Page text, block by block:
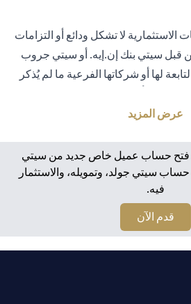
لا تشكل ودائع أو التزامات
قبل سيتي بنك إن.إيه. أو سيتي جروب
لها أو شركاتها الفرعية ما لم يُذكر
الحكومية. تخضع منتجات الاستثمار
السابق لمنتجات الاستثمار ليس مؤشرًا
بمعنى أن الأسعار قد ترتفع أو تنخفض.
الذين يستثمرون في منتجات
مقومة بعملة أجنبية (غير محلية)
أسعار الصرف التي قد تتسبب في
العملة الأجنبية إلى العملة المحلية
الاستثمار والخزينة للأشخاص
المتعلقة بمنتجات الاستثمار
عرض المزيد
فتح حساب عميل خاص جديد من سيتي
سيتي جولد، وتمويله، والاستثمار
فيه.
قدم الآن